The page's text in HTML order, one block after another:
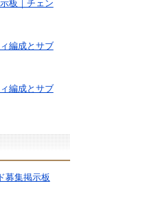
板｜チェン
編成とサブ
編成とサブ
募集掲示板